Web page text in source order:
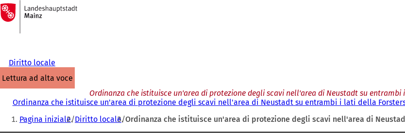
Vai al contenuto
Alla
pagina
iniziale
Diritto locale
lettura ad alta voce
Ordinanza che istituisce un'area di protezione degli scavi nell'area di Neustadt su entrambi
Ordinanza che istituisce un'area di protezione degli scavi nell'area di Neustadt su entrambi i lati della
Siete
qui:
Pagina iniziale Diritto locale Ordinanza che istituisce un'area di protezione degli scavi nell'area di